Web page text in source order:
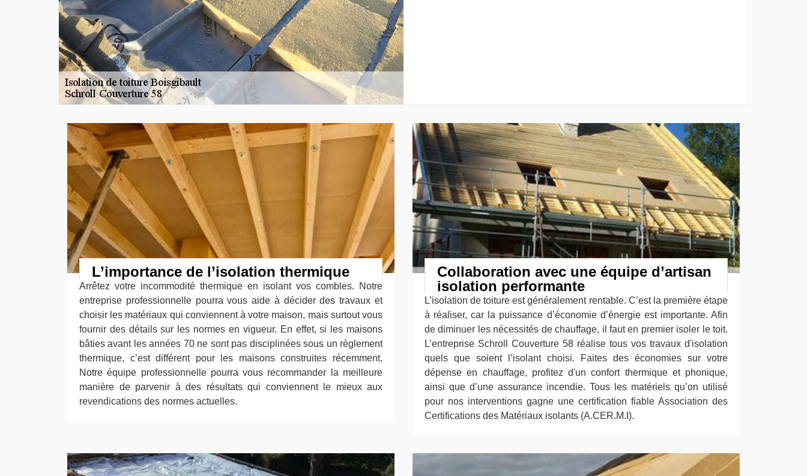
L’importance de l’isolation thermique
Arrêtez votre incommodité thermique en isolant vos combles. Notre
entreprise professionnelle pourra vous aide à décider des travaux et
choisir les matériaux qui conviennent à votre maison, mais surtout vous
fournir des détails sur les normes en vigueur. En effet, si les maisons
bâties avant les années 70 ne sont pas disciplinées sous un règlement
thermique, c’est différent pour les maisons construites récemment.
Notre équipe professionnelle pourra vous recommander la meilleure
manière de parvenir à des résultats qui conviennent le mieux aux
revendications des normes actuelles.
Collaboration avec une équipe d’artisan
isolation performante
L’isolation de toiture est généralement rentable. C’est la première étape
à réaliser, car la puissance d’économie d’énergie est importante. Afin
de diminuer les nécessités de chauffage, il faut en premier isoler le toit.
L’entreprise Schroll Couverture 58 réalise tous vos travaux d'isolation
quels que soient l’isolant choisi. Faites des économies sur votre
dépense en chauffage, profitez d'un confort thermique et phonique,
ainsi que d’une assurance incendie. Tous les matériels qu’on utilisé
pour nos interventions gagne une certification fiable Association des
Certifications des Matériaux isolants (A.CER.M.I).